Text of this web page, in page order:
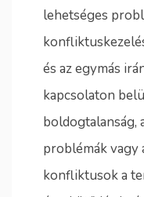
lehetséges
és az egymás
kapcsolaton
boldogtalanság,
problémák
konfliktusok a